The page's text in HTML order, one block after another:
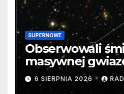
SUPERNOWE
Obserwowali
masywnej
samego
cenne dane
6 SIERPNIA 2026